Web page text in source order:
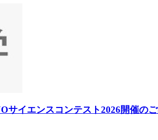
サイエンスコンテスト2026開催の